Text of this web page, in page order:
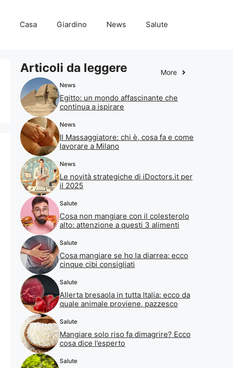
Casa Giardino News Salute
Articoli da leggere More
News
Egitto: un mondo affascinante che
continua a ispirare
News
Il Massaggiatore: chi è, cosa fa e come
lavorare a Milano
News
Le novità strategiche di iDoctors.it per
il 2025
Salute
Cosa non mangiare con il colesterolo
alto: attenzione a questi 3 alimenti
Salute
Cosa mangiare se ho la diarrea: ecco
cinque cibi consigliati
Salute
Allerta bresaola in tutta Italia: ecco da
quale animale proviene, pazzesco
Salute
Mangiare solo riso fa dimagrire? Ecco
cosa dice l’esperto
Salute